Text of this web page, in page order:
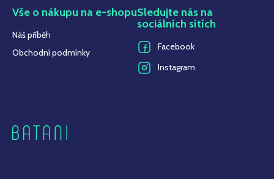
Vše o nákupu na e-shopu
Náš příběh
Obchodní podmínky
Sledujte nás na
sociálních sítích
Facebook
Instagram